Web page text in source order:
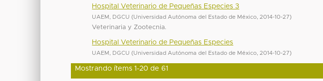
Hospital Veterinario de Pequeñas Especies 3
UAEM, DGCU (Universidad Autónoma del Estado de México 2014-10-27)
Veterinaria y Zootecnia.
Hospital Veterinario de Pequeñas Especies
UAEM, DGCU (Universidad Autónoma del Estado de México 2014-10-27)
Mostrando ítems 1-20 de 61